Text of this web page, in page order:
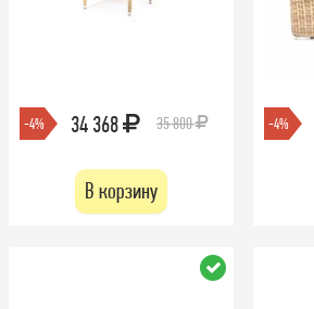
-4% 34 368 35 800
В корзину
-4%